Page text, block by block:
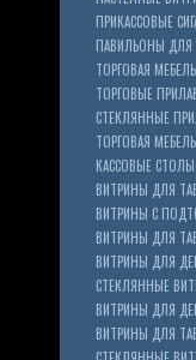
ПРИКАССОВЫЕ
ПАВИЛЬОНЫ ДЛЯ
ТОРГОВАЯ
ТОРГОВЫЕ
СТЕКЛЯННЫЕ
ТОРГОВАЯ
КАССОВЫЕ
ВИТРИНЫ ДЛЯ
ВИТРИНЫ С
ВИТРИНЫ ДЛЯ
ВИТРИНЫ ДЛЯ
СТЕКЛЯННЫЕ
ВИТРИНЫ ДЛЯ
ВИТРИНЫ ДЛЯ